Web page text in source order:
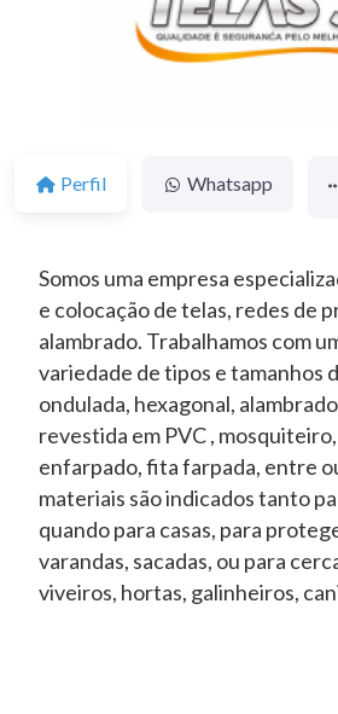
Perfil Whatsapp
Somos uma empresa
e colocação de telas, redes de
alambrado. Trabalhamos com
variedade de tipos e tamanhos
ondulada, hexagonal,
revestida em PVC ,
enfarpado, fita farpada, entre
materiais são indicados tanto
quando para casas, para
varandas, sacadas, ou para
viveiros, hortas, galinheiros,